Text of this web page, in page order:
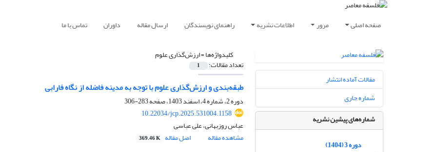
صفحه اصلی مرور اطلاعات نشریه راهنمای نویسندگان ارسال مقاله داوران تماس با ما
کلیدواژه‌ها =ارزش‌گذاری علوم
تعداد مقالات: 1
طبقه‌بندی و ارزش‌گذاری علوم با توجه به مدینه فاضله از نگاه فارابی
دوره 2، شماره 4، اسفند 1403، صفحه
283-306
10.22034/jcp.2025.531004.1158
عباس روزبهانی، علی عباسی
مشاهده مقاله
اصل مقاله 369.46 K
مقالات آماده انتشار
شماره جاری
شماره‌های پیشین نشریه
دوره 3 (1404)